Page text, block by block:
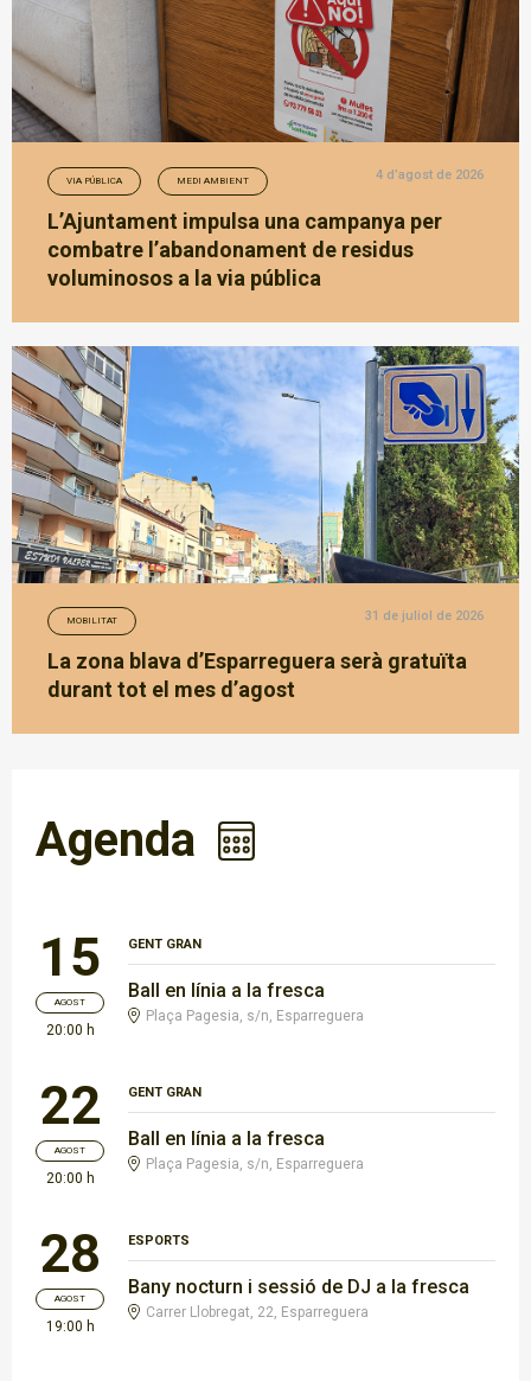
VIA PÚBLICA MEDI AMBIENT 4 d’agost de 2026
L’Ajuntament impulsa una campanya per
combatre l’abandonament de residus
voluminosos a la via pública
MOBILITAT 31 de juliol de 2026
La zona blava d’Esparreguera serà gratuïta
durant tot el mes d’agost
Agenda
15
AGOST
20:00 h
GENT GRAN
Ball en línia a la fresca
Plaça Pagesia, s/n, Esparreguera
22
AGOST
20:00 h
GENT GRAN
Ball en línia a la fresca
Plaça Pagesia, s/n, Esparreguera
28
AGOST
19:00 h
ESPORTS
Bany nocturn i sessió de DJ a la fresca
Carrer Llobregat, 22, Esparreguera